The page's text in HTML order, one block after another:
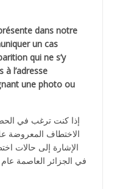
dans notre
un cas
qui ne s’y
à l’adresse
une photo ou
إذا كنت ترغب في
الاختطاف المعروضة
الإشارة إلى حالات